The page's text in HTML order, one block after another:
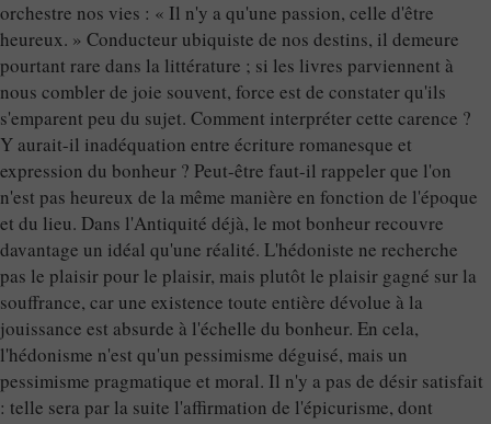
orchestre nos vies : « Il n'y a qu'une passion, celle d'être
heureux. » Conducteur ubiquiste de nos destins, il demeure
pourtant rare dans la littérature ; si les livres parviennent à
nous combler de joie souvent, force est de constater qu'ils
s'emparent peu du sujet. Comment interpréter cette carence ?
Y aurait-il inadéquation entre écriture romanesque et
expression du bonheur ? Peut-être faut-il rappeler que l'on
n'est pas heureux de la même manière en fonction de l'époque
et du lieu. Dans l'Antiquité déjà, le mot bonheur recouvre
davantage un idéal qu'une réalité. L'hédoniste ne recherche
pas le plaisir pour le plaisir, mais plutôt le plaisir gagné sur la
souffrance, car une existence toute entière dévolue à la
jouissance est absurde à l'échelle du bonheur. En cela,
l'hédonisme n'est qu'un pessimisme déguisé, mais un
pessimisme pragmatique et moral. Il n'y a pas de désir satisfait
: telle sera par la suite l'affirmation de l'épicurisme, dont